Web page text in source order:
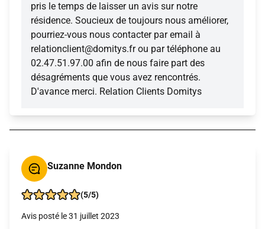
pris le temps de laisser un avis sur notre
résidence. Soucieux de toujours nous améliorer,
pourriez-vous nous contacter par email à
relationclient@domitys.fr ou par téléphone au
02.47.51.97.00 afin de nous faire part des
désagréments que vous avez rencontrés.
D'avance merci. Relation Clients Domitys
Suzanne Mondon
(5/5)
Avis posté le 31 juillet 2023